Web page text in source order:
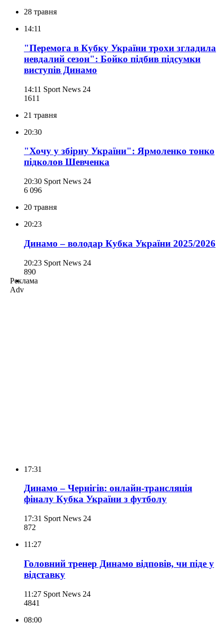
28 травня
14:11
"Перемога в Кубку України трохи згладила
невдалий сезон": Бойко підбив підсумки
виступів Динамо
14:11 Sport News 24
161 1
21 травня
20:30
"Хочу у збірну України": Ярмоленко тонко
підколов Шевченка
20:30 Sport News 24
6 096
20 травня
20:23
Динамо – володар Кубка України 2025/2026
20:23 Sport News 24
890
Реклама
Adv
17:31
Динамо – Чернігів: онлайн-трансляція
фіналу Кубка України з футболу
17:31 Sport News 24
872
11:27
Головний тренер Динамо відповів, чи піде у
відставку
11:27 Sport News 24
4841
08:00